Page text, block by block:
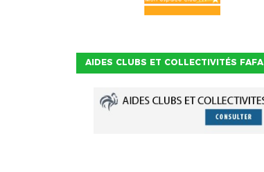
AIDES CLUBS ET COLLECTIVITÉS FAFA